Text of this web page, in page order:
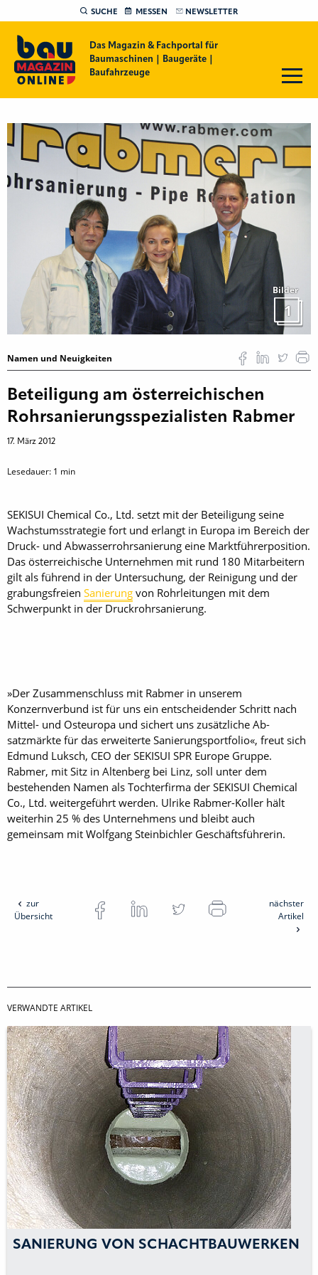
SUCHE MESSEN NEWSLETTER
Das Magazin & Fachportal für
Baumaschinen | Baugeräte |
Baufahrzeuge
Bilder
1
Namen und Neuigkeiten
Beteiligung am österreichischen
Rohrsanierungsspezialisten Rabmer
17. März 2012
Lesedauer: 1 min
SEKISUI Chemical Co., Ltd. setzt mit der Beteiligung seine
Wachstumsstrategie fort und erlangt in Europa im Bereich der
Druck- und Abwasserrohrsanierung eine Marktführerposition.
Das österreichi­sche Unternehmen mit rund 180 Mitarbeitern
gilt als führend in der Untersuchung, der Reinigung und der
grabungsfreien Sanierung von Rohrleitungen mit dem
Schwerpunkt in der Druckrohrsanierung.
»Der Zusammenschluss mit Rabmer in unserem
Konzernverbund ist für uns ein entscheidender Schritt nach
Mittel- und Osteuropa und sichert uns zusätzliche Ab­
satzmärkte für das erweiterte Sanierungsportfolio«, freut sich
Edmund Luksch, CEO der SEKISUI SPR Europe Gruppe.
Rabmer, mit Sitz in Altenberg bei Linz, soll unter dem
bestehenden Namen als Tochterfirma der SEKISUI Chemical
Co., Ltd. weitergeführt werden. Ulrike Rabmer-Koller hält
weiterhin 25 % des Unternehmens und bleibt auch
gemeinsam mit Wolfgang Steinbichler Geschäftsführerin.
zur
Übersicht
nächster
Artikel
VERWANDTE ARTIKEL
SANIERUNG VON SCHACHTBAUWERKEN